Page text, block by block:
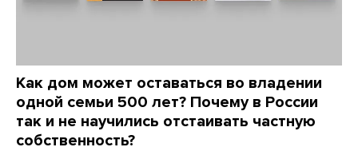
Как дом может оставаться во владении
одной семьи 500 лет? Почему в России
так и не научились отстаивать частную
собственность?